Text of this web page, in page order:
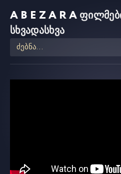
ABEZARA
სხვადასხვა